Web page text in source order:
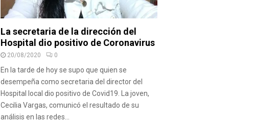
La secretaria de la dirección del
Hospital dio positivo de Coronavirus
20/08/2020 0
En la tarde de hoy se supo que quien se
desempeña como secretaria del director del
Hospital local dio positivo de Covid19. La joven,
Cecilia Vargas, comunicó el resultado de su
análisis en las redes...